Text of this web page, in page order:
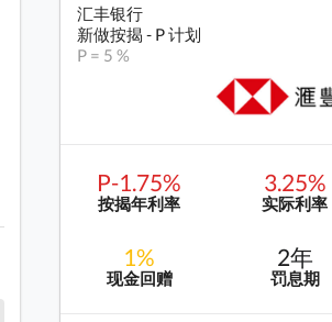
汇丰银行
新做按揭 - P 计划
P = 5 %
P-1.75%
按揭年利率
3.25%
实际利率
1%
现金回赠
2年
罚息期